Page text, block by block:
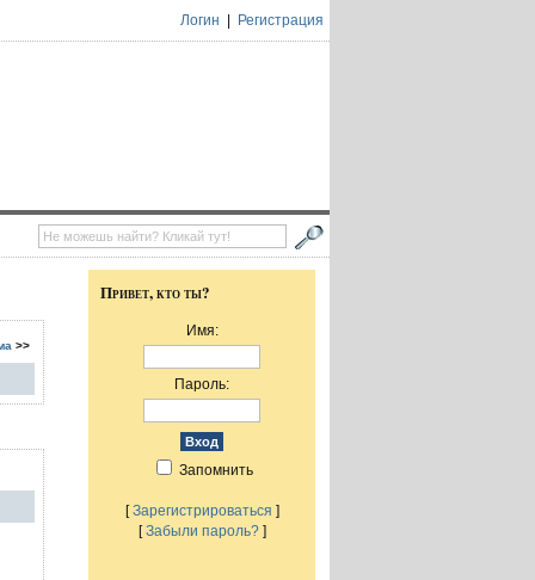
Логин Регистрация
>>
Привет, кто ты?
Имя:
Пароль:
Запомнить
[Зарегистрироваться ]
[Забыли пароль?]